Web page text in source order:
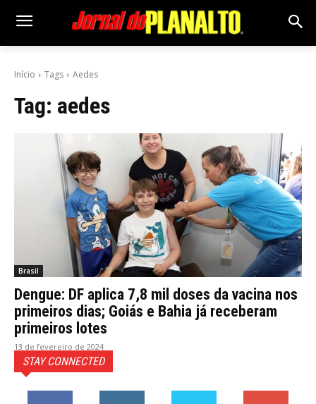
Início Tags Aedes
Tag: aedes
Brasil
Dengue: DF aplica 7,8 mil doses da vacina nos
primeiros dias; Goiás e Bahia já receberam
primeiros lotes
13 de fevereiro de 2024
STAY CONNECTED